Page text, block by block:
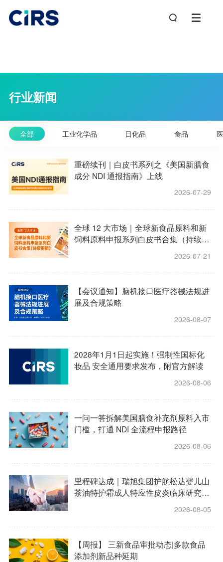
行业新闻
全部 工业化学品 日化品 食品
重磅续刊｜白皮书系列之《美国新膳食
成分 NDI 通报指南》上线
2026-07-29
全球 12 大市场｜全球新食品原料和新
饲料原料申报系列白皮书合集（持续更
2026-07-21
【会议通知】脑机接口医疗器械法规进
展及合规策略
2026-08-07
2028年1月1日起实施！强制性国标化
妆品 安全通用要求发布，附官方解读
2026-08-06
一问一答拆解美国膳食补充剂原料入市
门槛，打通 NDI 全流程申报路径
2026-08-06
里程碑达成｜瑞旭集团护航松达婴儿山
茶油特护霜成人特应性皮炎临床研究完
2026-08-05
【周报】 三新食品审批动态|多款食品
添加剂新品种延期